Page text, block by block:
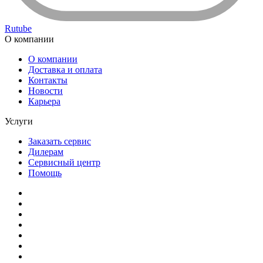
Rutube
О компании
О компании
Доставка и оплата
Контакты
Новости
Карьера
Услуги
Заказать сервис
Дилерам
Сервисный центр
Помощь